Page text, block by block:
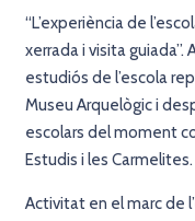
“L’experiència de
xerrada i visita guiada”.
estudiós de l’escola
Museu Arquelògic i
escolars del moment
Estudis i les Carmelites.
Activitat en el marc de